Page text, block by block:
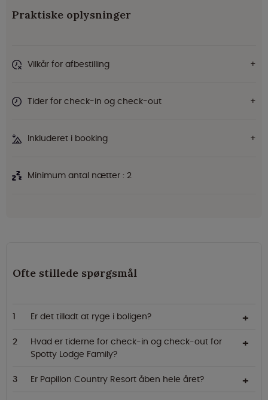
Praktiske oplysninger
Vilkår for afbestilling
Tider for check-in og check-out
Inkluderet i booking
Minimum antal nætter : 2
Ofte stillede spørgsmål
Er det tilladt at ryge i boligen?
Hvad er tiderne for check-in og check-out for
Spotty Lodge Family?
Er Papillon Country Resort åben hele året?